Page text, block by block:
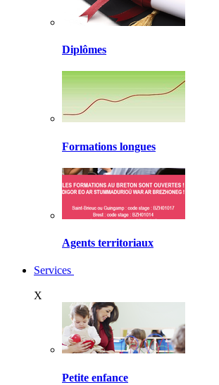
Diplômes
Formations longues
Agents territoriaux
Services
X
Petite enfance